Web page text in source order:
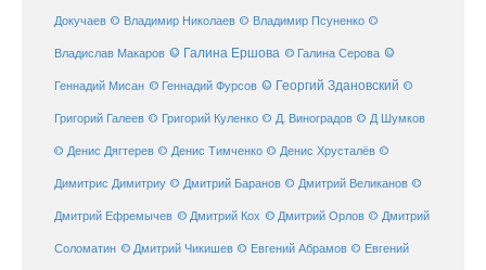
Докучаев © Владимир Николаев © Владимир Псуненко ©
Владислав Макаров © Галина Ершова © Галина Серова ©
Геннадий Мисан © Геннадий Фурсов © Георгий Здановский ©
Григорий Галеев © Григорий Куленко © Д. Виноградов © Д Шумков
© Денис Дягтерев © Денис Тимченко © Денис Хрусталёв ©
Димитрис Димитриу © Дмитрий Баранов © Дмитрий Великанов ©
Дмитрий Ефремычев © Дмитрий Кох © Дмитрий Орлов © Дмитрий
Соломатин © Дмитрий Чикишев © Евгений Абрамов © Евгений